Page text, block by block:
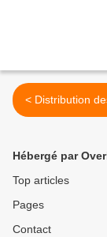
< Distribution
Hébergé par
Top articles
Pages
Contact